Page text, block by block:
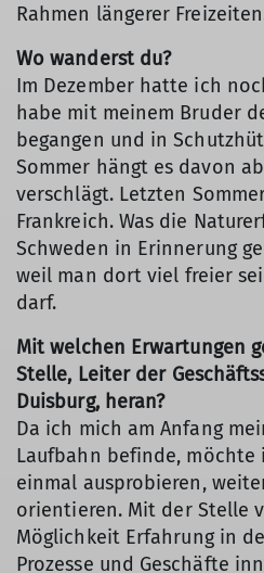
Rahmen längerer
Wo wanderst du?
Im Dezember hatte ich
habe mit meinem Bruder
begangen und in
Sommer hängt es davon
verschlägt. Letzten
Frankreich. Was die
Schweden in Erinnerung
weil man dort viel freier
darf.
Mit welchen Erwartungen
Stelle, Leiter der
Duisburg, heran?
Da ich mich am Anfang
Laufbahn befinde, möchte
einmal ausprobieren,
orientieren. Mit der Stelle
Möglichkeit Erfahrung in
Prozesse und Geschäfte